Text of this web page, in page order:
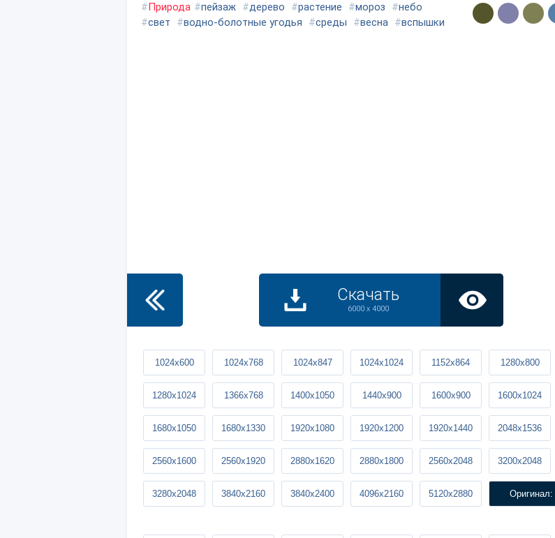
#Природа #пейзаж #дерево #растение #мороз #небо
#свет #водно-болотные угодья #среды #весна #вспышки
Скачать
6000 x 4000
1024x600 1024x768 1024x847 1024x1024 1152x864 1280x800
1280x1024 1366x768 1400x1050 1440x900 1600x900 1600x1024
1680x1050 1680x1330 1920x1080 1920x1200 1920x1440 2048x1536
2560x1600 2560x1920 2880x1620 2880x1800 2560x2048 3200x2048
3280x2048 3840x2160 3840x2400 4096x2160 5120x2880 Оригинал: